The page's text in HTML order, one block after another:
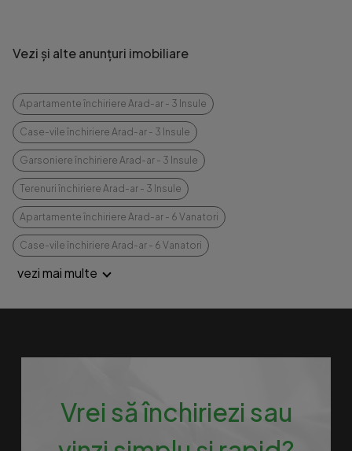
Vezi și alte anunțuri imobiliare
Apartamente închiriere Arad-ar - 3 Insule
Case-vile închiriere Arad-ar - 3 Insule
Garsoniere închiriere Arad-ar - 3 Insule
Terenuri închiriere Arad-ar - 3 Insule
Apartamente închiriere Arad-ar - 6 Vanatori
Case-vile închiriere Arad-ar - 6 Vanatori
vezi mai multe
Vrei să închiriezi sau